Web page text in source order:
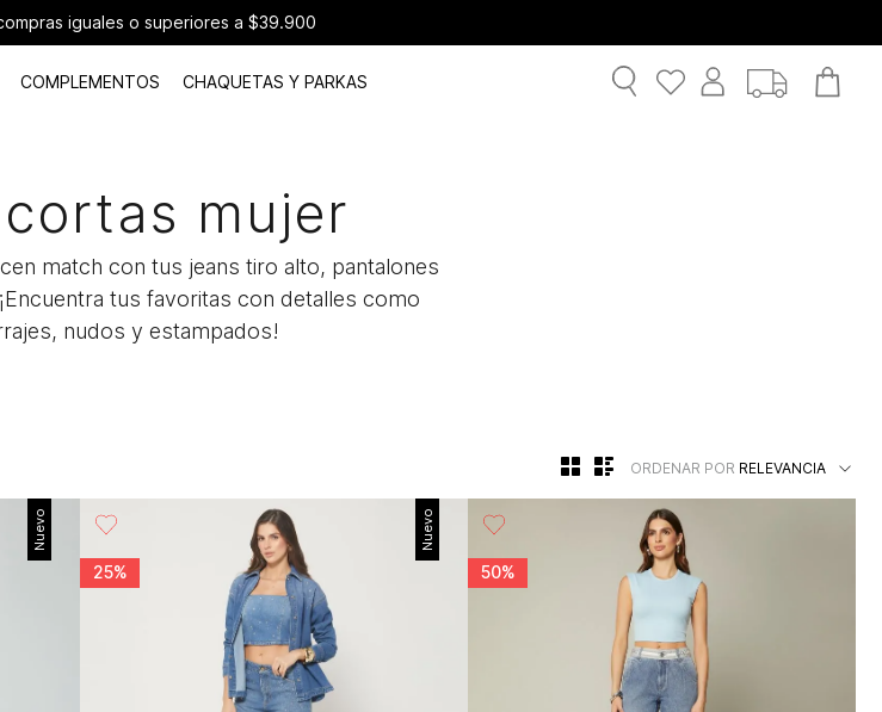
iguales o superiores a $39.900
COMPLEMENTOS CHAQUETAS Y PARKAS
mujer
match con tus jeans tiro alto, pantalones
tus favoritas con detalles como
nudos y estampados!
ORDENAR POR RELEVANCIA
Nuevo Nuevo
25% 50%